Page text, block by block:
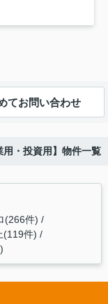
てお問い合わせ
・投資用】物件一覧
(266件)
(119件)